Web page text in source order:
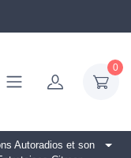
0
Autoradios et son